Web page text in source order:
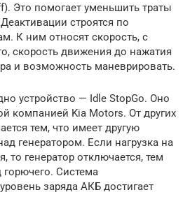
Это помогает уменьшить траты
строятся по
К ним относят скорость, с
скорость движения до нажатия
и возможность маневрировать.
устройство — Idle StopGo. Оно
компанией Kia Motors. От других
тем, что имеет другую
генератором. Если нагрузка на
то генератор отключается, тем
Система
заряда АКБ достигает